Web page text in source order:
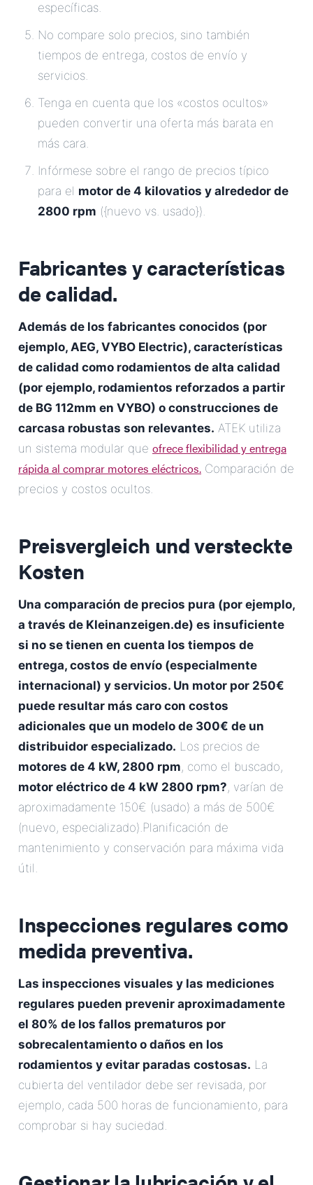
específicas.
No compare solo precios, sino también
tiempos de entrega, costos de envío y
servicios.
Tenga en cuenta que los «costos ocultos»
pueden convertir una oferta más barata en
más cara.
Infórmese sobre el rango de precios típico
para el motor de 4 kilovatios y alrededor de
2800 rpm ({nuevo vs. usado}).
Fabricantes y características
de calidad.
Además de los fabricantes conocidos (por
ejemplo, AEG, VYBO Electric), características
de calidad como rodamientos de alta calidad
(por ejemplo, rodamientos reforzados a partir
de BG 112mm en VYBO) o construcciones de
carcasa robustas son relevantes. ATEK utiliza
un sistema modular que ofrece flexibilidad y entrega
rápida al comprar motores eléctricos. Comparación de
precios y costos ocultos.
Preisvergleich und versteckte
Kosten
Una comparación de precios pura (por ejemplo,
a través de Kleinanzeigen.de) es insuficiente
si no se tienen en cuenta los tiempos de
entrega, costos de envío (especialmente
internacional) y servicios. Un motor por 250€
puede resultar más caro con costos
adicionales que un modelo de 300€ de un
distribuidor especializado. Los precios de
motores de 4 kW, 2800 rpm, como el buscado,
motor eléctrico de 4 kW 2800 rpm?, varían de
aproximadamente 150€ (usado) a más de 500€
(nuevo, especializado).Planificación de
mantenimiento y conservación para máxima vida
útil.
Inspecciones regulares como
medida preventiva.
Las inspecciones visuales y las mediciones
regulares pueden prevenir aproximadamente
el 80% de los fallos prematuros por
sobrecalentamiento o daños en los
rodamientos y evitar paradas costosas. La
cubierta del ventilador debe ser revisada, por
ejemplo, cada 500 horas de funcionamiento, para
comprobar si hay suciedad.